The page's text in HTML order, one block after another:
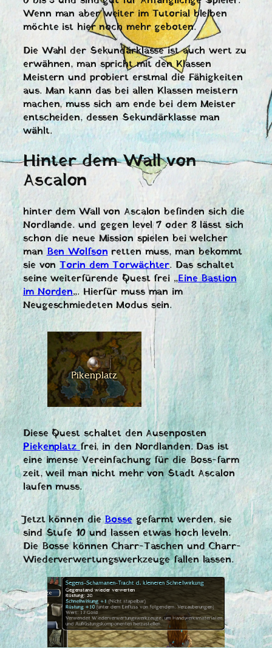
Wenn man aber weiter im Tutorial bleiben
möchte ist hier noch mehr geboten.
Die Wahl der Sekundärklasse ist auch wert zu
erwähnen, man spricht mit den Klassen
Meistern und probiert erstmal die Fähigkeiten
aus. Man kann das bei allen Klassen meistern
machen, muss sich am ende bei dem Meister
entscheiden, dessen Sekundärklasse man
wählt.
Hinter dem Wall von
Ascalon
hinter dem Wall von Ascalon befinden sich die
Nordlande. und gegen level 7 oder 8 lässt sich
schon die neue Mission spielen bei welcher
manBen Wolfsonretten muss, man bekommt
sie vonTorin dem Torwächter. Das schaltet
seine weiterfürende Quest frei „Eine Bastion
im Norden„. Hierfür muss man im
Neugeschmiedeten Modus sein.
Diese Quest schaltet den Ausenposten
Piekenplatzfrei, in den Nordlanden. Das ist
eine imense Vereinfachung für die Boss-farm
zeit, weil man nicht mehr von Stadt Ascalon
laufen muss.
Jetzt können dieBossegefarmt werden, sie
sind Stufe 10 und lassen etwas hoch leveln.
Die Bosse können Charr-Taschen und Charr-
Wiederverwertungswerkzeuge fallen lassen.